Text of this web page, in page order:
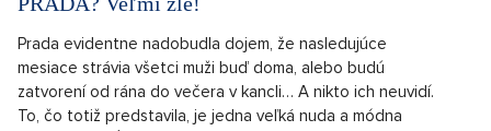
Prada evidentne nadobudla dojem, že nasledujúce
mesiace strávia všetci muži buď doma, alebo budú
zatvorení od rána do večera v kancli… A nikto ich neuvidí.
To, čo totiž predstavila, je jedna veľká nuda a módna